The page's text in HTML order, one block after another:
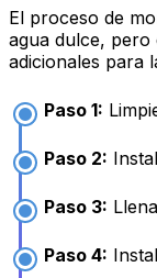
El proceso de
agua dulce, pero
adicionales para
Paso 1:
Paso 2:
Paso 3:
Paso 4: